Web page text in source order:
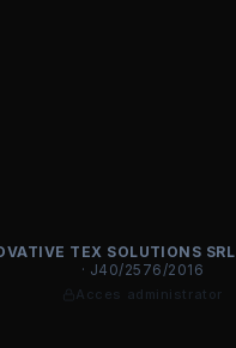
TEX SOLUTIONS SRL
· J40/2576/2016
Acces administrator